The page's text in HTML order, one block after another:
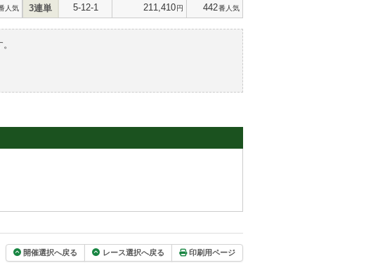
人気 3連単 5-12-1 211,410円 442番人気
開催選択へ戻る レース選択へ戻る 印刷用ページ